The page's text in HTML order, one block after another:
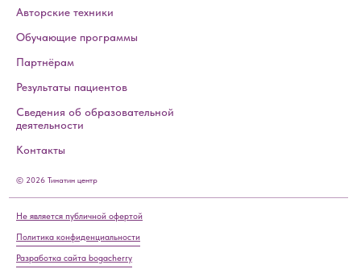
Политика конфиденциальности
Не является публичной офертой
Разработка сайта bogacherry
Авторские техники
Обучающие программы
Партнёрам
Результаты пациентов
Сведения об образовательной
деятельности
Контакты
© 2026 Тинатин центр